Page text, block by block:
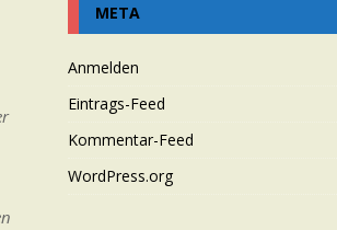
META
Anmelden
Eintrags-Feed
Kommentar-Feed
WordPress.org